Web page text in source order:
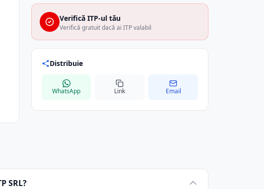
Verifică ITP-ul tău
Verifică gratuit dacă ai ITP valabil
Distribuie
WhatsApp Link Email
SRL?